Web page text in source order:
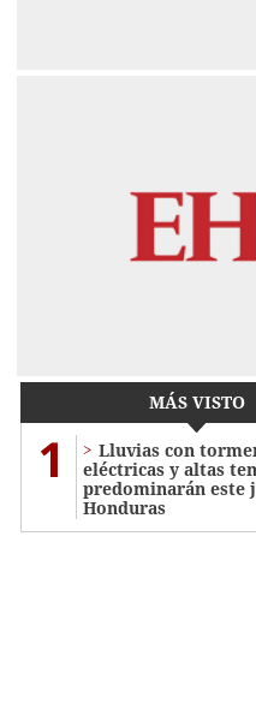
MÁS VISTO
1
Lluvias con
eléctricas y altas
predominarán este
Honduras